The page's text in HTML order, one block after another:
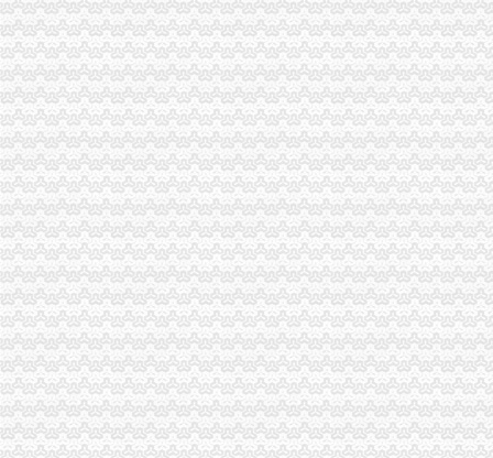
仁和会计司门口工商代理0司门口公司注册0司门口代账-湖北武汉会计
【图】渝中区两路文化公司注册工商代办代账会计真账实操_重庆
【重庆两路口ERP技术招聘网_ERP技术招聘信息】-重庆智联招聘
【吉安二手物品交易_吉安二手交易网_江西吉安二手交易市场】-【7】
蜀山区黄岳路口附近注册公司代账兼职整理旧帐账找龙圣琴-会计/审
滨湖河埒口代账报税提供挂靠地址注册公司财税咨询-无锡58同城
大坪代账公司
重庆沙坪坝#代理记账#公司注册#营业执照代办#代办执照-百姓网
【重庆大坪财务招聘网_财务招聘信息】-重庆智联招聘
【重庆大坪会计文员招聘网_会计文员招聘信息】-重庆智联招聘
【大坪会计服务|大坪会计师事务所】-今题大坪会计网
0元免费*办重庆公司注册可提供注册地址重庆慢牛专业服务-重庆公司
代理商标公司的前景如何？渝北代账公司电话？
【工商网上报税系统】_重庆列表网
常年提供重庆主城区公司注册代理记账商标注册服务
【会计培训,工商注册、财务代账、企业变更、纳税申报】-渝中大坪
【重庆渝北区会计代理记账代办公司,价比选亿源财税】价
渝中区代账公司流程
江岸区会计代账公司【2016企业税务详细流程请指点】-商务服务-信
江夏区工商代办.注册公司执照代理.知名代账公司.流程